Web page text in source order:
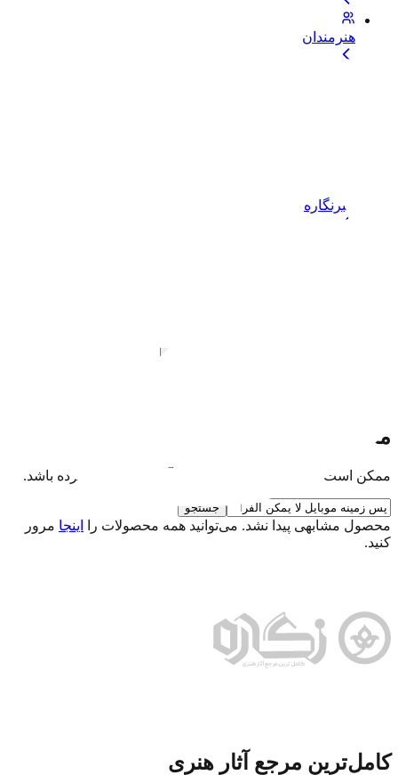
هنرمندان
خبرنگاره
محصول مورد نظر یافت نشد
ممکن است این محصول حذف شده یا آدرس آن تغییر کرده باشد.
جستجو
محصول مشابهی پیدا نشد. می‌توانید همه محصولات را اینجا مرور
کنید.
کامل‌ترین مرجع آثار هنری